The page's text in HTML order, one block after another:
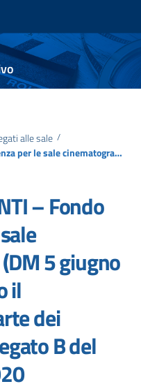
alle sale /
AVVISO AGLI UTENTI – Fondo emergenza per le sale cinematografiche (DM 5 giugno 2020): autorizzato il pagamento per parte dei beneficiari dell’allegato B del DD 9 dicembre 2020
– Fondo
5 giugno
il
dei
B del